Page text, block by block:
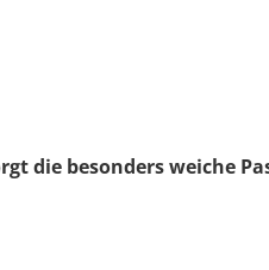
die besonders weiche